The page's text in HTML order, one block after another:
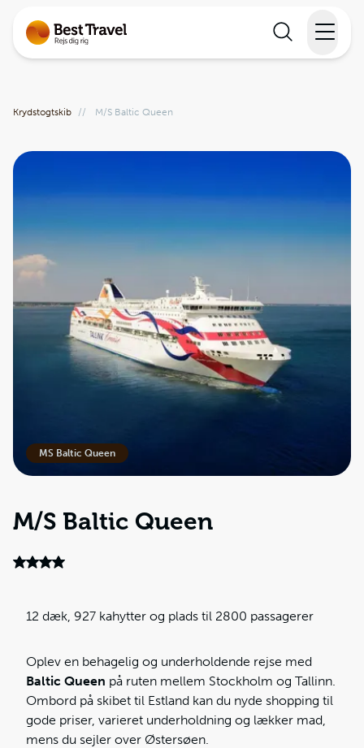
Information
Min Rejse
Krydstogtskib // M/S Baltic Queen
MS Baltic Queen
M/S Baltic Queen
12 dæk, 927 kahytter og plads til 2800 passagerer
Oplev en behagelig og underholdende rejse med
Baltic Queen på ruten mellem Stockholm og Tallinn.
Ombord på skibet til Estland kan du nyde shopping til
gode priser, varieret underholdning og lækker mad,
mens du sejler over Østersøen.